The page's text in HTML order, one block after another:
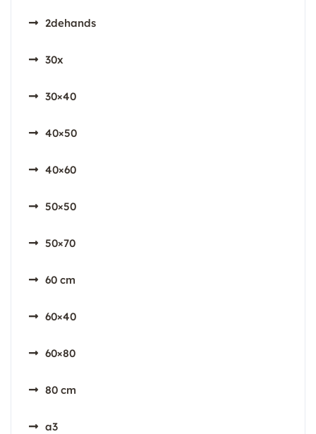
2dehands
30x
30×40
40×50
40×60
50×50
50×70
60 cm
60×40
60×80
80 cm
a3